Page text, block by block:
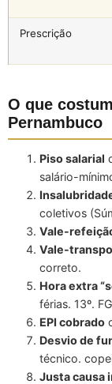
Prescrição
O que
Pernambuco
Piso salarial
salário-
coletivos
Vale-
Vale-
correto.
Hora extra
férias. 13º.
EPI cobrado
Desvio de
técnico.
Justa causa